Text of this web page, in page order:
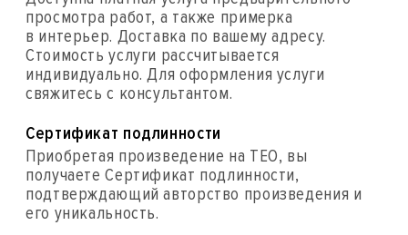
просмотра работ, а также примерка
в интерьер. Доставка по вашему адресу.
Стоимость услуги рассчитывается
индивидуально. Для оформления услуги
свяжитесь с консультантом.
Сертификат подлинности
Приобретая произведение на ТЕО, вы
получаете Сертификат подлинности,
подтверждающий авторство произведения и
его уникальность.